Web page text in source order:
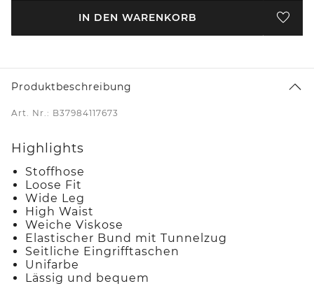
IN DEN WARENKORB
Produktbeschreibung
Art. Nr.: B37984117673
Highlights
Stoffhose
Loose Fit
Wide Leg
High Waist
Weiche Viskose
Elastischer Bund mit Tunnelzug
Seitliche Eingrifftaschen
Unifarbe
Lässig und bequem